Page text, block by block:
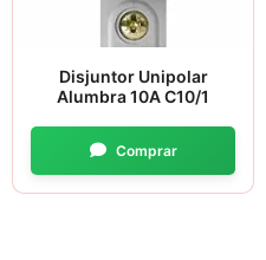
Disjuntor Unipolar
Alumbra 10A C10/1